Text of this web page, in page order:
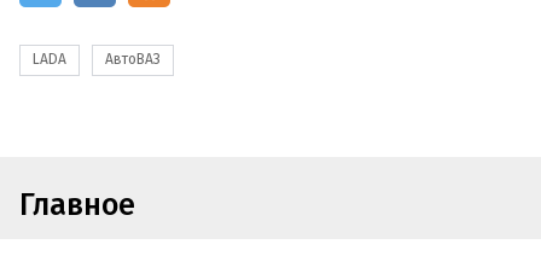
LADA АвтоВАЗ
Главное